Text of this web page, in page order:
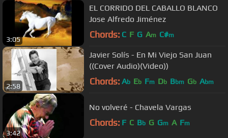
3:05
EL CORRIDO DEL CABALLO BLANCO
Jose Alfredo Jiménez
Chords: C F G Am C#m
2:58
Javier Solís - En Mi Viejo San Juan
((Cover Audio)(Video))
Chords: Ab Eb Fm Db Bbm Gb Abm
3:42
No volveré - Chavela Vargas
Chords: F C Bb G Gm A Fm